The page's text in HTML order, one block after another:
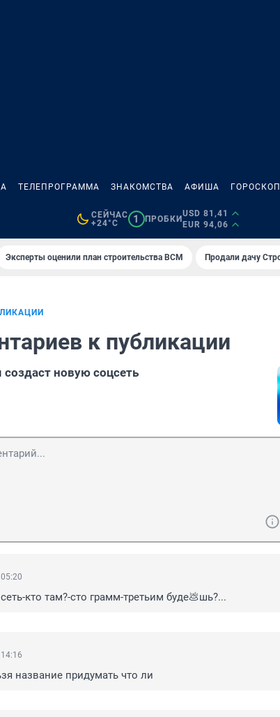
ТЕЛЕПРОГРАММА ЗНАКОМСТВА АФИША ГОРОСКОП
СЕЙЧАС
+24°C
1 ПРОБКИ
USD 81,41
EUR 94,06
Эксперты оценили план строительства ВСМ Продали дачу
к публикации
новую соцсеть
кто там?-сто грамм-третьим буде💩шь?...
название придумать что ли